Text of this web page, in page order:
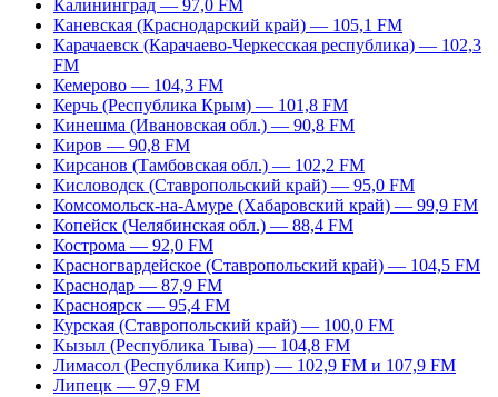
Калининград — 97,0 FM
Каневская (Краснодарский край) — 105,1 FM
Карачаевск (Карачаево-Черкесская республика) — 102,3
FM
Кемерово — 104,3 FM
Керчь (Республика Крым) — 101,8 FM
Кинешма (Ивановская обл.) — 90,8 FM
Киров — 90,8 FM
Кирсанов (Тамбовская обл.) — 102,2 FM
Кисловодск (Ставропольский край) — 95,0 FM
Комсомольск-на-Амуре (Хабаровский край) — 99,9 FM
Копейск (Челябинская обл.) — 88,4 FM
Кострома — 92,0 FM
Красногвардейское (Ставропольский край) — 104,5 FM
Краснодар — 87,9 FM
Красноярск — 95,4 FM
Курская (Ставропольский край) — 100,0 FM
Кызыл (Республика Тыва) — 104,8 FM
Лимасол (Республика Кипр) — 102,9 FM и 107,9 FM
Липецк — 97,9 FM